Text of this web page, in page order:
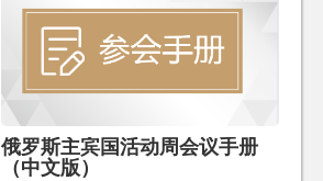
俄罗斯主宾国活动周会议手册
（中文版）